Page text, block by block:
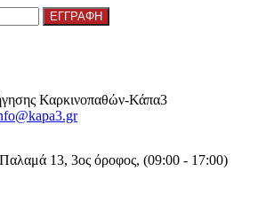
Καρκινοπαθών-Κάπα3
13, 3ος όροφος, (09:00 - 17:00)